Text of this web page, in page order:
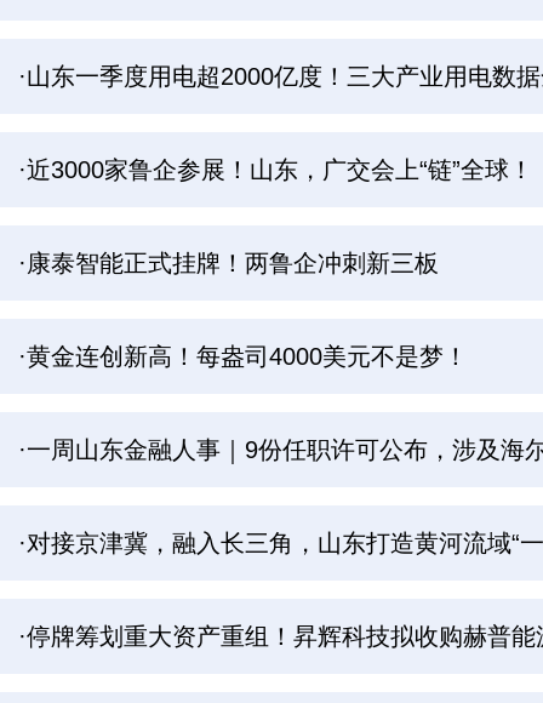
·山东一季度用电超2000亿度！三大产业用电数
·近3000家鲁企参展！山东，广交会上“链”全球！
·康泰智能正式挂牌！两鲁企冲刺新三板
·黄金连创新高！每盎司4000美元不是梦！
·一周山东金融人事｜9份任职许可公布，涉及海
·对接京津冀，融入长三角，山东打造黄河流域“
·停牌筹划重大资产重组！昇辉科技拟收购赫普